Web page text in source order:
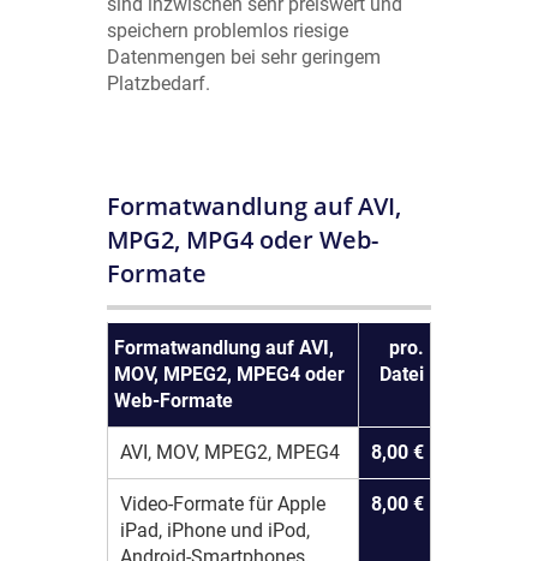
speichern problemlos riesige
Datenmengen bei sehr geringem
Platzbedarf.
Formatwandlung auf AVI,
MPG2, MPG4 oder Web-
Formate
Formatwandlung auf AVI,
MOV, MPEG2, MPEG4 oder
Web-Formate
pro.
Datei
AVI, MOV, MPEG2, MPEG4 8,00 €
Video-Formate für Apple
iPad, iPhone und iPod,
8,00 €